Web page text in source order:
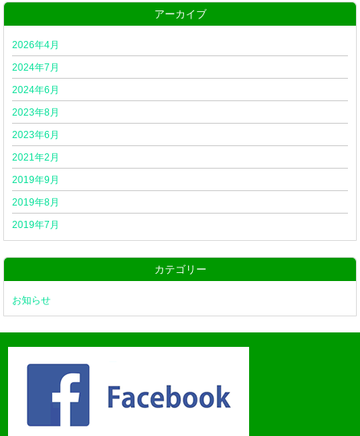
アーカイブ
2026年4月
2024年7月
2024年6月
2023年8月
2023年6月
2021年2月
2019年9月
2019年8月
2019年7月
カテゴリー
お知らせ